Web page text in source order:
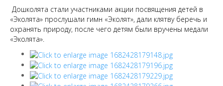
Дошколята стали участниками акции посвящения детей в
«Эколята» прослушали гимн «Эколят», дали клятву беречь и
охранять природу, после чего детям были вручены медали
«Эколята».